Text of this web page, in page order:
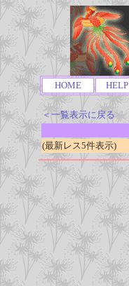
HOME HELP
＜一覧表示に戻る
(最新レス5件表示)